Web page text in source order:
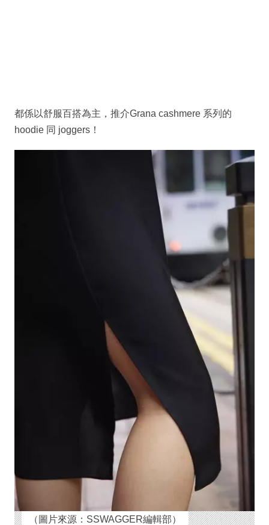
都係以舒服百搭為主，推介Grana cashmere 系列的
hoodie 同 joggers！
（圖片來源：SSWAGGER編輯部）